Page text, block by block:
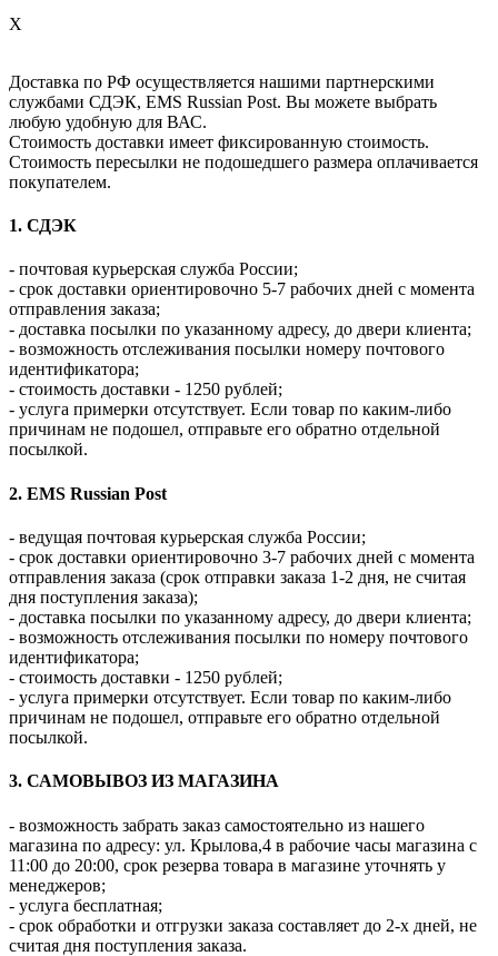
X
Доставка по РФ осуществляется нашими партнерскими
службами СДЭК, EMS Russian Post. Вы можете выбрать
любую удобную для ВАС.
Стоимость доставки имеет фиксированную стоимость.
Стоимость пересылки не подошедшего размера оплачивается
покупателем.
1. СДЭК
- почтовая курьерская служба России;
- срок доставки ориентировочно 5-7 рабочих дней с момента
отправления заказа;
- доставка посылки по указанному адресу, до двери клиента;
- возможность отслеживания посылки номеру почтового
идентификатора;
- стоимость доставки - 1250 рублей;
- услуга примерки отсутствует. Если товар по каким-либо
причинам не подошел, отправьте его обратно отдельной
посылкой.
2. EMS Russian Post
- ведущая почтовая курьерская служба России;
- срок доставки ориентировочно 3-7 рабочих дней с момента
отправления заказа (срок отправки заказа 1-2 дня, не считая
дня поступления заказа);
- доставка посылки по указанному адресу, до двери клиента;
- возможность отслеживания посылки по номеру почтового
идентификатора;
- стоимость доставки - 1250 рублей;
- услуга примерки отсутствует. Если товар по каким-либо
причинам не подошел, отправьте его обратно отдельной
посылкой.
3. САМОВЫВОЗ ИЗ МАГАЗИНА
- возможность забрать заказ самостоятельно из нашего
магазина по адресу: ул. Крылова,4 в рабочие часы магазина с
11:00 до 20:00, срок резерва товара в магазине уточнять у
менеджеров;
- услуга бесплатная;
- срок обработки и отгрузки заказа составляет до 2-х дней, не
считая дня поступления заказа.